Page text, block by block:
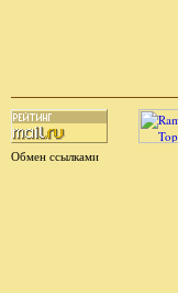
Обмен ссылками